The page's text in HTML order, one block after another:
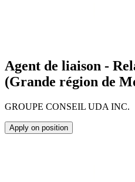
Agent de liaison -
(Grande région de
GROUPE CONSEIL UDA INC.
Apply on position